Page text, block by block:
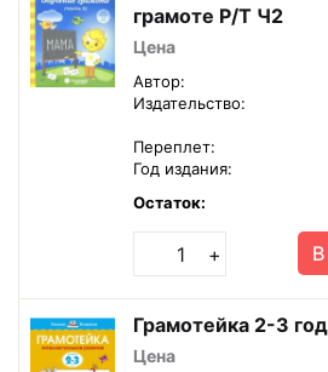
грамоте Р/Т Ч2
Цена
Автор:
Издательство:
Переплет:
Год издания:
Остаток:
+
Грамотейка 2-3
Цена